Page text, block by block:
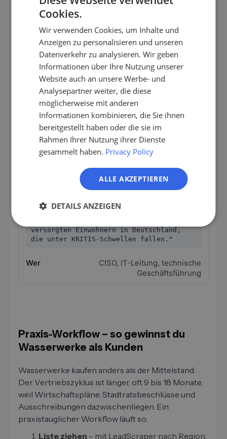
Technische Leitung, Anlagenleitung,
kaufmännische Geschäftsführung
Smart-Metering- oder Asset-
Management-SaaS
„Stadtwerke und kommunale
Wasserversorger ab 50.000 versorgten
Einwohnern, die Smart-Metering- oder
Zählerfernablese-Projekte starten."
IT-Leitung, kaufmännische Leitung,
KRITIS-IT-Security und OT-
versorgten Einwohnern in Deutschland,
die unter KRITIS-Schwellen fallen."
CISO, IT-Leitung, technische
Geschäftsführung
Praxis-Workflow – so gewinnst du
Wasserwerke als Kunden
Wasserwerke kaufen anders als der Mittelstand.
Der Vertriebszyklus ist länger, oft 9 bis 18 Monate,
weil Wirtschaftspläne, Stadtratsbeschlüsse und
Ausschreibungen dazwischenliegen. Ein
praxistauglicher Workflow läuft so.
Liste ziehen – mit LeadScraper nach Region,
EN
FR
PL
Cookies.
Wir verwenden Cookies, um Inhalte und
Anzeigen zu personalisieren und unseren
Datenverkehr zu analysieren. Wir geben
Informationen über Ihre Nutzung unserer
Website auch an unsere Werbe- und
Analysepartner weiter, die diese
möglicherweise mit anderen
Informationen kombinieren, die Sie ihnen
bereitgestellt haben oder die sie im
Rahmen Ihrer Nutzung ihrer Dienste
gesammelt haben. Privacy Policy
ALLE AKZEPTIEREN
DETAILS ANZEIGEN